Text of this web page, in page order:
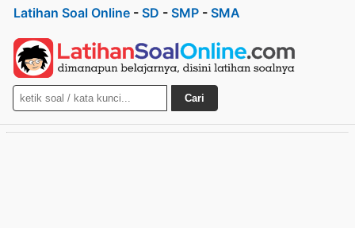
Latihan Soal Online - SD - SMP - SMA
Cari